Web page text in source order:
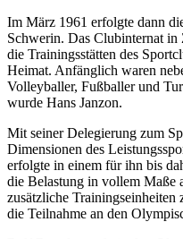
Im März 1961 erfolgte dann
Schwerin. Das Clubinternat in
die Trainingsstätten des
Heimat. Anfänglich waren
Volleyballer, Fußballer und
wurde Hans Janzon.
Mit seiner Delegierung zum
Dimensionen des
erfolgte in einem für ihn bis
die Belastung in vollem Maße
zusätzliche
die Teilnahme an den